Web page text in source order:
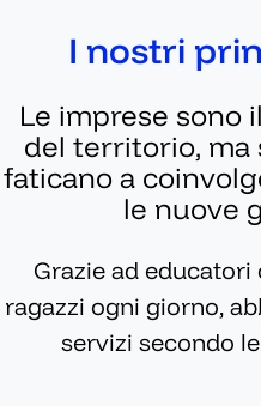
I nostri
Le imprese sono
del territorio, ma
faticano a
le nuove
Grazie ad
ragazzi ogni giorno,
servizi secondo